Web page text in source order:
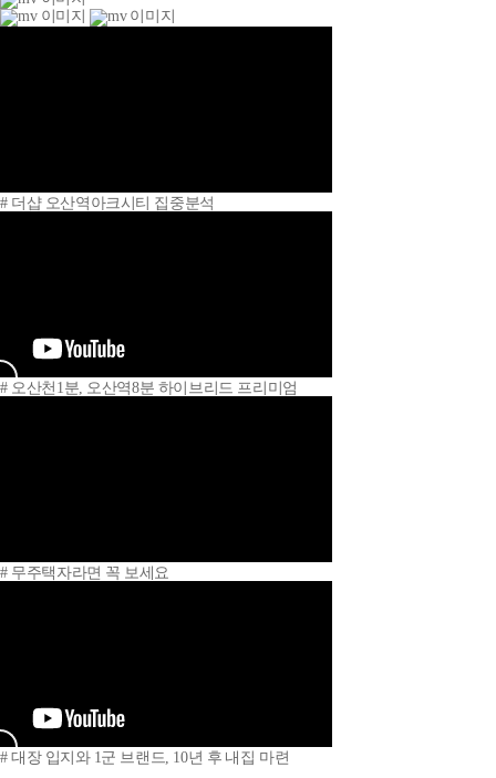
# 더샵 오산역아크시티 집중분석
# 오산천1분, 오산역8분 하이브리드 프리미엄
# 무주택자라면 꼭 보세요
# 대장 입지와 1군 브랜드, 10년 후 내집 마련